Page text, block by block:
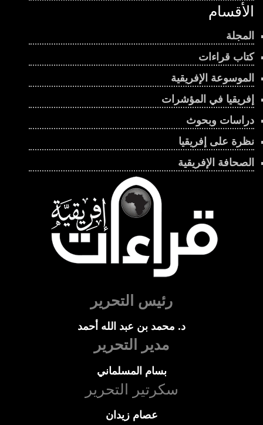
الأقسام
المجلة
كتاب قراءات
الموسوعة الإفريقية
إفريقيا في المؤشرات
دراسات وبحوث
نظرة على إفريقيا
الصحافة الإفريقية
رئيس التحرير
د. محمد بن عبد الله أحمد
مدير التحرير
بسام المسلماني
سكرتير التحرير
عصام زيدان